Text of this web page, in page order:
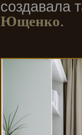
создавала
Ющенко.